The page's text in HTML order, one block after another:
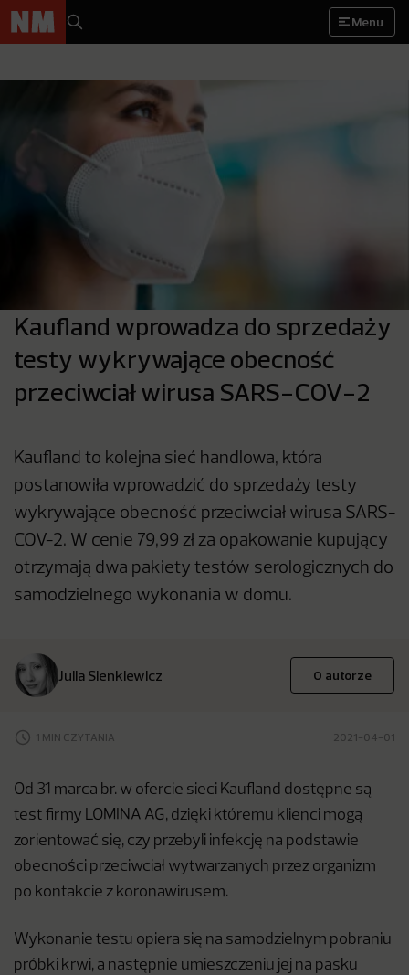
Menu
Kaufland wprowadza do sprzedaży
testy wykrywające obecność
przeciwciał wirusa SARS-COV-2
Kaufland to kolejna sieć handlowa, która
postanowiła wprowadzić do sprzedaży testy
wykrywające obecność przeciwciał wirusa SARS-
COV-2. W cenie 79,99 zł za opakowanie kupujący
otrzymają dwa pakiety testów serologicznych do
samodzielnego wykonania w domu.
Julia Sienkiewicz O autorze
1 MIN CZYTANIA 2021-04-01
Od 31 marca br. w ofercie sieci Kaufland dostępne są
test firmy LOMINA AG, dzięki któremu klienci mogą
zorientować się, czy przebyli infekcję na podstawie
obecności przeciwciał wytwarzanych przez organizm
po kontakcie z koronawirusem.
Wykonanie testu opiera się na samodzielnym pobraniu
próbki krwi, a następnie umieszczeniu jej na pasku